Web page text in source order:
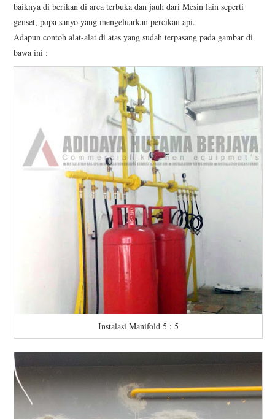
baiknya di berikan di area terbuka dan jauh dari Mesin lain seperti
genset, popa sanyo yang mengeluarkan percikan api.
Adapun contoh alat-alat di atas yang sudah terpasang pada gambar di
bawa ini :
Instalasi Manifold 5 : 5